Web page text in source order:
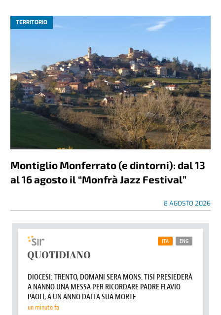
TERRITORIO
Montiglio Monferrato (e dintorni): dal 13
al 16 agosto il “Monfrà Jazz Festival”
8 AGOSTO 2026